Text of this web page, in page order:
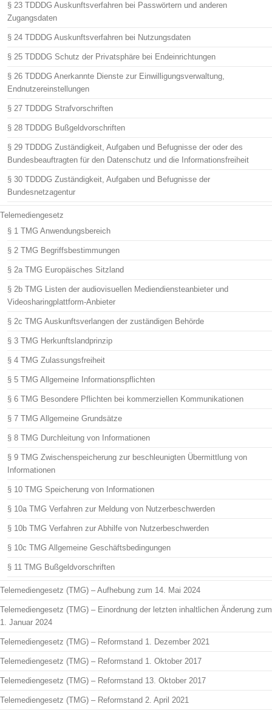
§ 23 TDDDG Auskunftsverfahren bei Passwörtern und anderen
Zugangsdaten
§ 24 TDDDG Auskunftsverfahren bei Nutzungsdaten
§ 25 TDDDG Schutz der Privatsphäre bei Endeinrichtungen
§ 26 TDDDG Anerkannte Dienste zur Einwilligungsverwaltung,
Endnutzereinstellungen
§ 27 TDDDG Strafvorschriften
§ 28 TDDDG Bußgeldvorschriften
§ 29 TDDDG Zuständigkeit, Aufgaben und Befugnisse der oder des
Bundesbeauftragten für den Datenschutz und die Informationsfreiheit
§ 30 TDDDG Zuständigkeit, Aufgaben und Befugnisse der
Bundesnetzagentur
Telemediengesetz
§ 1 TMG Anwendungsbereich
§ 2 TMG Begriffsbestimmungen
§ 2a TMG Europäisches Sitzland
§ 2b TMG Listen der audiovisuellen Mediendiensteanbieter und
Videosharingplattform-Anbieter
§ 2c TMG Auskunftsverlangen der zuständigen Behörde
§ 3 TMG Herkunftslandprinzip
§ 4 TMG Zulassungsfreiheit
§ 5 TMG Allgemeine Informationspflichten
§ 6 TMG Besondere Pflichten bei kommerziellen Kommunikationen
§ 7 TMG Allgemeine Grundsätze
§ 8 TMG Durchleitung von Informationen
§ 9 TMG Zwischenspeicherung zur beschleunigten Übermittlung von
Informationen
§ 10 TMG Speicherung von Informationen
§ 10a TMG Verfahren zur Meldung von Nutzerbeschwerden
§ 10b TMG Verfahren zur Abhilfe von Nutzerbeschwerden
§ 10c TMG Allgemeine Geschäftsbedingungen
§ 11 TMG Bußgeldvorschriften
Telemediengesetz (TMG) – Aufhebung zum 14. Mai 2024
Telemediengesetz (TMG) – Einordnung der letzten inhaltlichen Änderung zum
1. Januar 2024
Telemediengesetz (TMG) – Reformstand 1. Dezember 2021
Telemediengesetz (TMG) – Reformstand 1. Oktober 2017
Telemediengesetz (TMG) – Reformstand 13. Oktober 2017
Telemediengesetz (TMG) – Reformstand 2. April 2021